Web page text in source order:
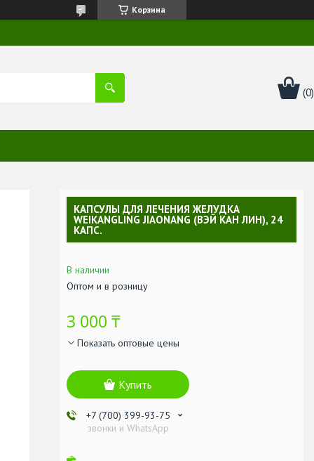
Корзина
КАПСУЛЫ ДЛЯ ЛЕЧЕНИЯ ЖЕЛУДКА
WEIKANGLING JIAONANG (ВЭЙ КАН ЛИН), 24
КАПС.
В наличии
Оптом и в розницу
3 000 ₸
Показать оптовые цены
Купить
+7 (700) 399-93-75
звонки и WhatsApp